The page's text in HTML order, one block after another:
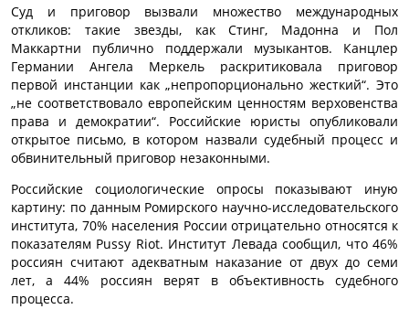
Суд и приговор вызвали множество международных
откликов: такие звезды, как Стинг, Мадонна и Пол
Маккартни публично поддержали музыкантов. Канцлер
Германии Ангела Меркель раскритиковала приговор
первой инстанции как „непропорционально жесткий“. Это
„не соответствовало европейским ценностям верховенства
права и демократии“. Российские юристы опубликовали
открытое письмо, в котором назвали судебный процесс и
обвинительный приговор незаконными.
Российские социологические опросы показывают иную
картину: по данным Ромирского научно-исследовательского
института, 70% населения России отрицательно относятся к
показателям Pussy Riot. Институт Левада сообщил, что 46%
россиян считают адекватным наказание от двух до семи
лет, а 44% россиян верят в объективность судебного
процесса.